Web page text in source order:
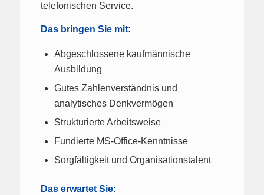
telefonischen Service.
Das bringen Sie mit:
Abgeschlossene kaufmännische
Ausbildung
Gutes Zahlenverständnis und
analytisches Denkvermögen
Strukturierte Arbeitsweise
Fundierte MS-Office-Kenntnisse
Sorgfältigkeit und Organisationstalent
Das erwartet Sie: